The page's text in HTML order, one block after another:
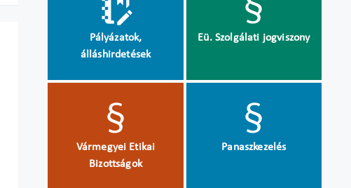
Pályázatok,
álláshirdetések
Eü. Szolgálati jogviszony
Vármegyei Etikai
Bizottságok
Panaszkezelés